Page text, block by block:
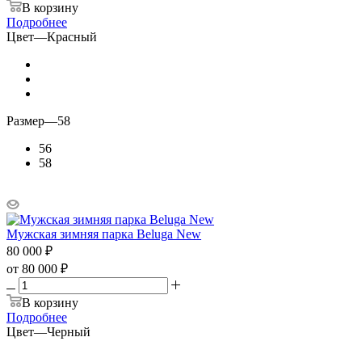
В корзину
Подробнее
Цвет—Красный
Размер—58
56
58
Мужская зимняя парка Beluga New
80 000 ₽
от 80 000 ₽
В корзину
Подробнее
Цвет—Черный